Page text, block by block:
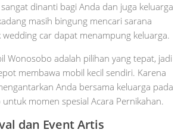
dinanti bagi Anda dan juga keluarga
masih bingung mencari sarana
car dapat menampung keluarga.
Wonosobo adalah pilihan yang tepat, jadi
membawa mobil kecil sendiri. Karena
Anda bersama keluarga pada
momen spesial Acara Pernikahan.
dan Event Artis